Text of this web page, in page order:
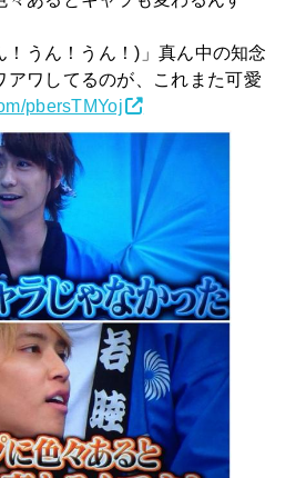
！うん！うん！)」真ん中の知念
アワしてるのが、これまた可愛
pbersTMYoj